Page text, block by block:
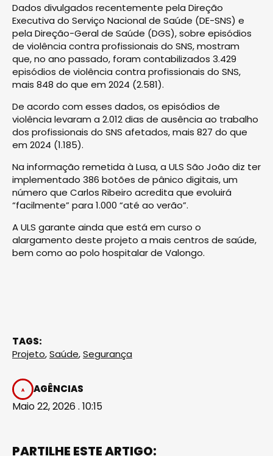
Dados divulgados recentemente pela Direção
Executiva do Serviço Nacional de Saúde (DE-SNS) e
pela Direção-Geral de Saúde (DGS), sobre episódios
de violência contra profissionais do SNS, mostram
que, no ano passado, foram contabilizados 3.429
episódios de violência contra profissionais do SNS,
mais 848 do que em 2024 (2.581).
De acordo com esses dados, os episódios de
violência levaram a 2.012 dias de ausência ao trabalho
dos profissionais do SNS afetados, mais 827 do que
em 2024 (1.185).
Na informação remetida à Lusa, a ULS São João diz ter
implementado 386 botões de pânico digitais, um
número que Carlos Ribeiro acredita que evoluirá
“facilmente” para 1.000 “até ao verão”.
A ULS garante ainda que está em curso o
alargamento deste projeto a mais centros de saúde,
bem como ao polo hospitalar de Valongo.
TAGS:
Projeto,Saúde,Segurança
AGÊNCIAS
Maio 22, 2026 . 10:15
PARTILHE ESTE ARTIGO: